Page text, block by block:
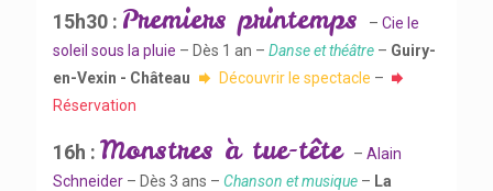
15h30 : Premiers printemps – Cie le
soleil sous la pluie – Dès 1 an – Danse et théâtre – Guiry-
en-Vexin - Château
Découvrir le spectacle –
Réservation
16h : Monstres à tue-tête – Alain
Schneider – Dès 3 ans – Chanson et musique – La